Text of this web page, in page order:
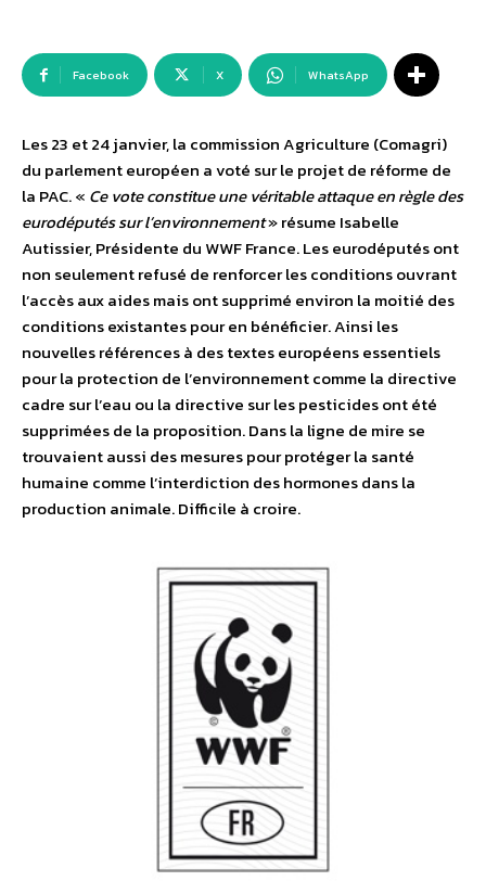
Facebook X WhatsApp
Les 23 et 24 janvier, la commission Agriculture (Comagri)
du parlement européen a voté sur le projet de réforme de
la PAC. « Ce vote constitue une véritable attaque en règle des
eurodéputés sur l’environnement» résume Isabelle
Autissier, Présidente du WWF France. Les eurodéputés ont
non seulement refusé de renforcer les conditions ouvrant
l’accès aux aides mais ont supprimé environ la moitié des
conditions existantes pour en bénéficier. Ainsi les
nouvelles références à des textes européens essentiels
pour la protection de l’environnement comme la directive
cadre sur l’eau ou la directive sur les pesticides ont été
supprimées de la proposition. Dans la ligne de mire se
trouvaient aussi des mesures pour protéger la santé
humaine comme l’interdiction des hormones dans la
production animale. Difficile à croire.